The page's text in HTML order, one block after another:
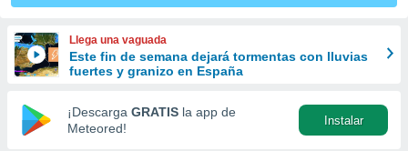
y
forma
digital
basada
Llega una vaguada
Este fin de semana dejará tormentas con lluvias
fuertes y granizo en España
¡Descarga GRATIS la app de
Meteored!
Instalar